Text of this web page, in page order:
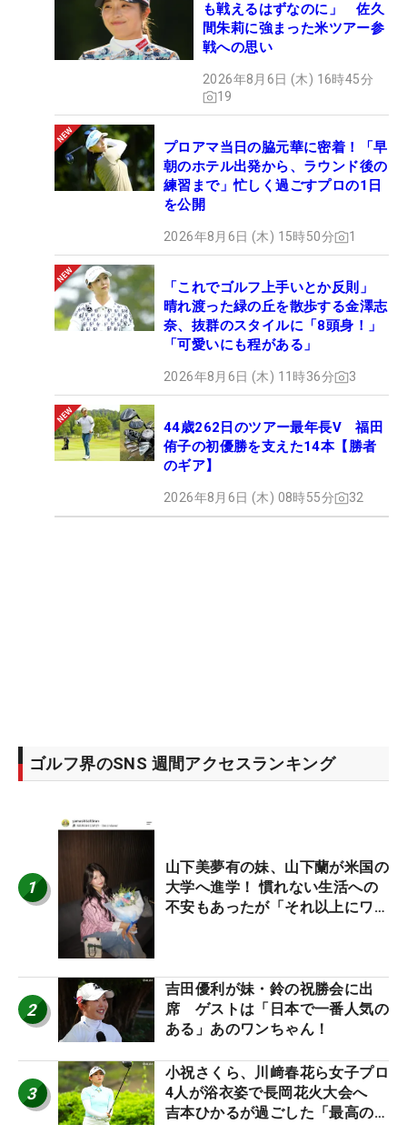
も戦えるはずなのに」 佐久
間朱莉に強まった米ツアー参
戦への思い
2026年8月6日 (木) 16時45分
19
プロアマ当日の脇元華に密着！「早
朝のホテル出発から、ラウンド後の
練習まで」忙しく過ごすプロの1日
を公開
2026年8月6日 (木) 15時50分 1
「これでゴルフ上手いとか反則」
晴れ渡った緑の丘を散歩する金澤志
奈、抜群のスタイルに「8頭身！」
「可愛いにも程がある」
2026年8月6日 (木) 11時36分 3
44歳262日のツアー最年長V 福田
侑子の初優勝を支えた14本【勝者
のギア】
2026年8月6日 (木) 08時55分 32
ゴルフ界のSNS 週間アクセスランキング
1
山下美夢有の妹、山下蘭が米国の
大学へ進学！ 慣れない生活への
不安もあったが「それ以上にワク
2
吉田優利が妹・鈴の祝勝会に出
席 ゲストは「日本で一番人気の
ある」あのワンちゃん！
3
小祝さくら、川﨑春花ら女子プロ
4人が浴衣姿で長岡花火大会へ
吉本ひかるが過ごした「最高の夏